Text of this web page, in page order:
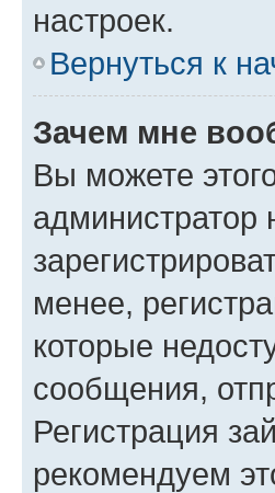
настроек.
Вернуться к
Зачем мне
Вы можете
менее,
которые
сообщения,
Регистрация
рекомендуем